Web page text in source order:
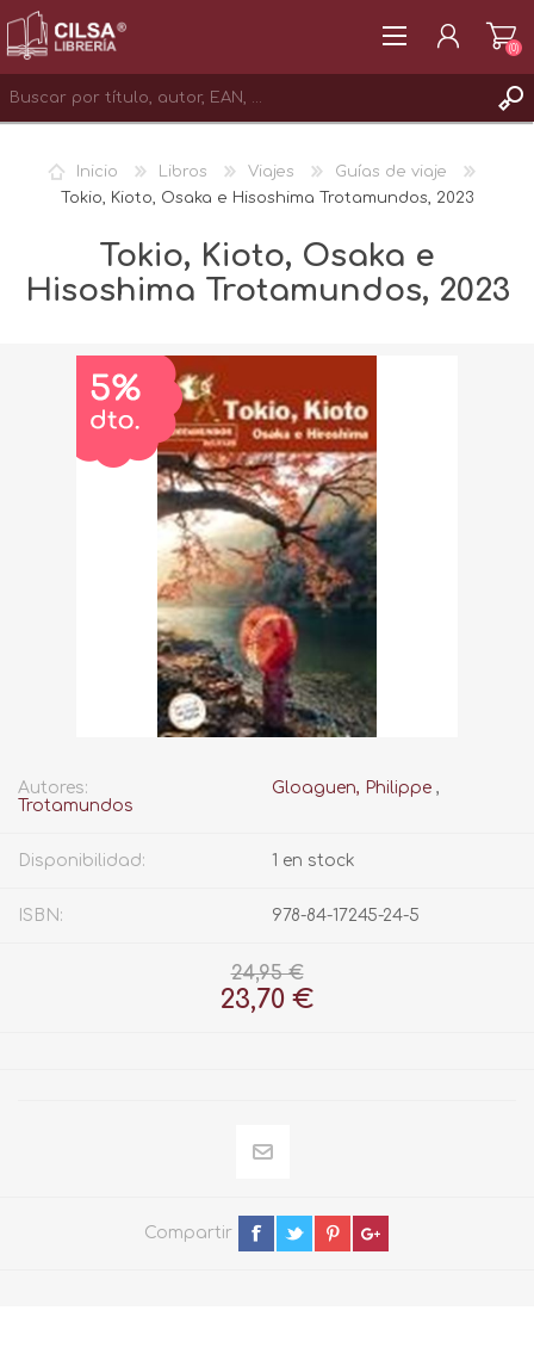
INICIAR SESIÓN
(0)
Inicio Libros Viajes
Guías de viaje
Tokio, Kioto, Osaka e Hisoshima Trotamundos, 2023
Tokio, Kioto, Osaka e
Hisoshima Trotamundos, 2023
Autores: Gloaguen, Philippe ,
Trotamundos
Disponibilidad: 1 en stock
ISBN: 978-84-17245-24-5
24,95 €
23,70 €
Compartir